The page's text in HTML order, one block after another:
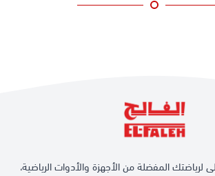
لرياضتك المفضلة من الأجهزة والأدوات الرياضية،